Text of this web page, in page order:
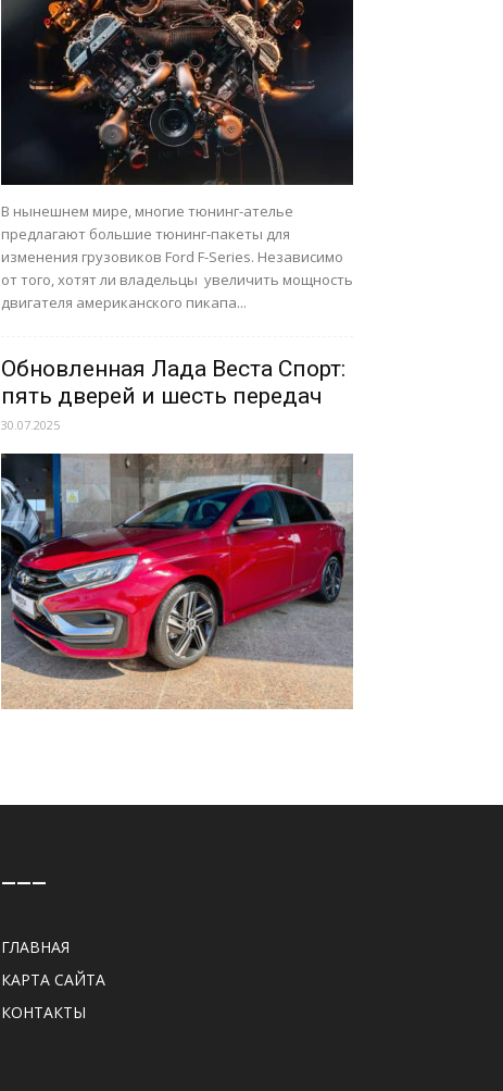
В нынешнем мире, многие тюнинг-ателье
предлагают большие тюнинг-пакеты для
изменения грузовиков Ford F-Series. Независимо
от того, хотят ли владельцы увеличить мощность
двигателя американского пикапа...
Обновленная Лада Веста Спорт:
пять дверей и шесть передач
30.07.2025
———
ГЛАВНАЯ
КАРТА САЙТА
КОНТАКТЫ